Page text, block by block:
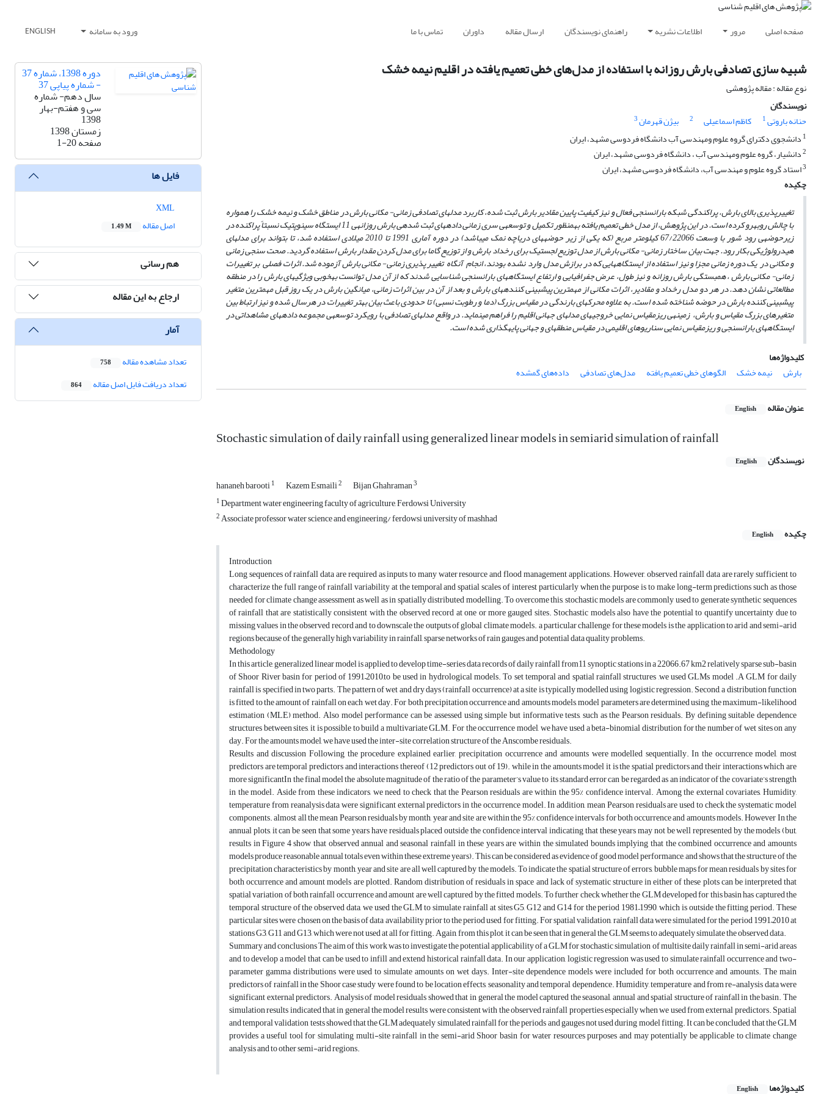
صفحه اصلی مرور اطلاعات نشریه راهنمای نویسندگان ارسال مقاله داوران تماس با ما ورود به سامانه ENGLISH
شبیه سازی تصادفی بارش روزانه با استفاده از مدل‌های خطی تعمیم یافته در اقلیم نیمه خشک
نوع مقاله : مقاله پژوهشی
نویسندگان
حنانه باروتی1 کاظم اسماعیلی 2 بیژن قهرمان3
1 دانشجوی دکترای گروه علوم ومهندسی آب دانشگاه فردوسی مشهد، ایران
2دانشیار، گروه علوم ومهندسی آب ، دانشگاه فردوسی مشهد، ایران
3استاد گروه علوم و مهندسی آب، دانشگاه فردوسی مشهد، ایران
چکیده
تغییرپذیری بالای بارش، پراکندگیشبکه باران­سنجی فعالو نیز کیفیت پایین مقادیر بارش ثبت شده، کاربرد مدل­های تصادفی زمانی- مکانی بارش در مناطق خشک و نیمه خشکراهمواره
با چالش روبه­رو کرده است. در این پژوهش،ازمدل خطی تعمیم یافته به­منظور تکمیل و توسعه­ی سری زمانی داده­های ثبت شده­ی بارش روزانه­ی 11 ایستگاه سینوپتیک نسبتاً پراکنده ­در
زیرحوضه­ی رود شور با وسعت 67 / 22066 کیلومتر مربع (که یکی از زیر حوضه­های دریاچه نمک می­باشد) در دوره آماری 1991 تا 2010 میلادی استفاده شد، تا بتواند برای مدل­های
هیدرولوژیکی بکار رود. جهت بیان ساختار زمانی- مکانی بارش از مدل توزیع لجستیک برای رخداد بارش و از توزیع گاما برای مدل کردن مقدار بارش استفاده گردید. صحت سنجی زمانی
و مکانی در یک دوره زمانی مجزا و نیز استفاده از ایستگاه­هایی که در برازش مدل وارد نشده بودند، انجام آنگاه تغییر پذیری زمانی- مکانی بارش آزموده شد. اثرات فصلی بر تغییرات
زمانی- مکانی بارش ، همبستگی بارش روزانه و نیز طول، عرض جفرافیایی و ارتفاع ایستگاه­های باران­سنجی شناسایی شدند که از آن مدل توانست به­خوبی ویژگی­های بارش را در منطقه
مطالعاتی نشان دهد.در هر دومدل رخداد و مقادیر، اثرات مکانی از مهمترین پیش­بینی کننده­های بارش و بعد از آن در بین اثرات زمانی، میانگین بارش در یک روز قبل مهمترین متغیر
پیش­بینی کننده بارش در حوضه شناخته شده است. به ­علاوه محرک­های بارندگی در مقیاس بزرگ (دما و رطوبت نسبی) تا حدودی باعث بیان بهتر تغییرات در هرسال شده و نیز ارتباط بین
متغیرهای بزرگ مقیاس و بارش، زمینه­ی ریزمقیاس نمایی خروجی­های مدل­های جهانی اقلیم را فراهم می­نماید. در واقع مدل­های تصادفی با رویکرد توسعه­ی مجموعه داده­های مشاهداتی در
ایستگاه­های باران­سنجی و ریزمقیاس نمایی سناریوهای اقلیمی در مقیاس منطقه­ای و جهانی پایه­گذاری شده است.
کلیدواژه‌ها
بارش
نیمه خشک الگوهای خطی تعمیم یافته مدل‌های‌ تصادفی داده‌های گمشده
عنوان مقاله English
Stochastic simulation of daily rainfall using generalized linear models in semiarid simulation of rainfall
نویسندگان English
hananeh barooti1 Kazem Esmaili2 Bijan Ghahraman3
1Department water engineering faculty of agriculture, Ferdowsi University
2Associate professor water science and engineering/ ferdowsi university of mashhad
چکیده
English
Introduction
Long sequences of rainfall data are required as inputs to many water resource and flood management applications. However, observed rainfall data are rarely sufficient to
characterize the full range of rainfall variability at the temporal and spatial scales of interest particularly when the purpose is to make long-term predictions such as those
needed for climate change assessment as well as in spatially distributed modelling. To overcome this, stochastic models are commonly used to generate synthetic sequences
of rainfall that are statistically consistent with the observed record at one or more gauged sites. Stochastic models also have the potential to quantify uncertainty due to
missing values in the observed record and to downscale the outputs of global climate models. a particular challenge for these models is the application to arid and semi-arid
regions because of the generally high variability in rainfall, sparse networks of rain gauges and potential data quality problems.
Methodology
In this article, generalized linear model is applied to develop time-series data records of daily rainfall from11 synoptic stations in a 22066.67 km2 relatively sparse sub-basin
of Shoor River basin for period of 1991–2010,to be used in hydrological models. To set temporal and spatial rainfall structures ,we used GLMs model .A GLM for daily
rainfall is specified in two parts. The pattern of wet and dry days (rainfall occurrence) at a site is typically modelled using logistic regression. Second, a distribution function
is fitted to the amount of rainfall on each wet day. For both precipitation occurrence and amounts models, model parameters are determined using the maximum-likelihood
estimation (MLE) method. Also model performance can be assessed using simple but informative tests, such as the Pearson residuals. By defining suitable dependence
structures between sites, it is possible to build a multivariate GLM. For the occurrence model, we have used a beta-binomial distribution for the number of wet sites on any
day. For the amounts model, we have used the inter-site correlation structure of the Anscombe residuals.
Results and discussion Following the procedure explained earlier, precipitation occurrence and amounts were modelled sequentially. In the occurrence model, most
predictors are temporal predictors and interactions thereof (12 predictors out of 19). while in the amounts model it is the spatial predictors and their interactions which are
more significantIn the final model the absolute magnitude of the ratio of the parameter’s value to its standard error can be regarded as an indicator of the covariate’s strength
in the model. Aside from these indicators, we need to check that the Pearson residuals are within the 95% confidence interval. Among the external covariates, Humidity,
temperature from reanalysis data were significant external predictors in the occurrence model. In addition, mean Pearson residuals are used to check the systematic model
components. almost all the mean Pearson residuals by month, year and site are within the 95% confidence intervals for both occurrence and amounts models. However In the
annual plots, it can be seen that some years have residuals placed outside the confidence interval indicating that these years may not be well represented by the models (but,
results in Figure 4 show that observed annual and seasonal rainfall in these years are within the simulated bounds implying that the combined occurrence and amounts
models produce reasonable annual totals even within these extreme years). This can be considered as evidence of good model performance, and shows that the structure of the
precipitation characteristics by month, year and site are all well captured by the models. To indicate the spatial structure of errors, bubble maps for mean residuals by sites for
both occurrence and amount models are plotted. Random distribution of residuals in space and lack of systematic structure in either of these plots can be interpreted that
spatial variation of both rainfall occurrence and amount are well captured by the fitted models. To further check whether the GLM developed for this basin has captured the
temporal structure of the observed data, we used the GLM to simulate rainfall at sites G5, G12 and G14 for the period 1981–1990, which is outside the fitting period. These
particular sites were chosen on the basis of data availability prior to the period used for fitting. For spatial validation, rainfall data were simulated for the period 1991–2010 at
stations G3, G11 and G13, which were not used at all for fitting. Again, from this plot, it can be seen that in general the GLM seems to adequately simulate the observed data.
Summary and conclusions The aim of this work was to investigate the potential applicability of a GLM for stochastic simulation of multisite daily rainfall in semi-arid areas
and to develop a model that can be used to infill and extend historical rainfall data. In our application, logistic regression was used to simulate rainfall occurrence and two-
parameter gamma distributions were used to simulate amounts on wet days. Inter-site dependence models were included for both occurrence and amounts. The main
predictors of rainfall in the Shoor case study were found to be location effects, seasonality and temporal dependence. Humidity, temperature and from re-analysis data were
significant external predictors. Analysis of model residuals showed that in general the model captured the seasonal, annual and spatial structure of rainfall in the basin. The
simulation results indicated that in general the model results were consistent with the observed rainfall properties especially when we used from external predictors. Spatial
and temporal validation tests showed that the GLM adequately simulated rainfall for the periods and gauges not used during model fitting. It can be concluded that the GLM
provides a useful tool for simulating multi-site rainfall in the semi-arid Shoor basin for water resources purposes and may potentially be applicable to climate change
analysis and to other semi-arid regions.
کلیدواژه‌ها English
دوره 1398، شماره 37
- شماره پیاپی 37
سال دهم- شماره
سی و هفتم-بهار
1398
زمستان 1398
صفحه1-20
فایل ها
اصل مقاله
1.49 M
هم رسانی
ارجاع به این مقاله
آمار
تعداد مشاهده مقاله 758
تعداد دریافت فایل اصل مقاله 864